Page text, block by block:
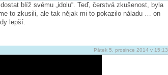
blíž svému „idolu“. Teď, čerstvá zkušenost, byla
to zkusili, ale tak nějak mi to pokazilo náladu … on
lepší.
Pátek 5. prosince 2014 v 15:13